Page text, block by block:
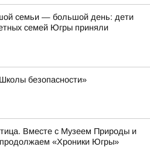
семьи — большой день: дети
семей Югры приняли
безопасности»
Вместе с Музеем Природы и
«Хроники Югры»